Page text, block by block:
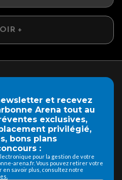
+
et recevez
Arena tout au
exclusives,
privilégié,
bons plans
:
pour la gestion de votre
arena.fr. Vous pouvez retirer votre
en savoir plus, consultez notre